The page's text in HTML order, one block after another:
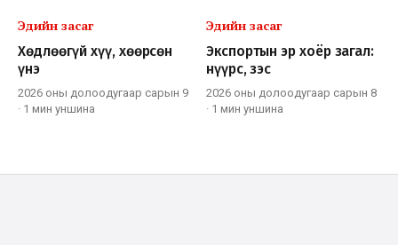
Эдийн засаг
Хөдлөөгүй хүү, хөөрсөн
үнэ
2026 оны долоодугаар сарын 9
· 1 мин уншина
Эдийн засаг
Экспортын эр хоёр загал:
нүүрс, зэс
2026 оны долоодугаар сарын 8
· 1 мин уншина